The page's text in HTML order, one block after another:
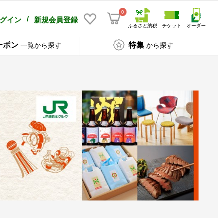
イン / 新規会員登録
0
ふるさと納税 チケット オーダー
ポン 一覧から探す 特集 から探す